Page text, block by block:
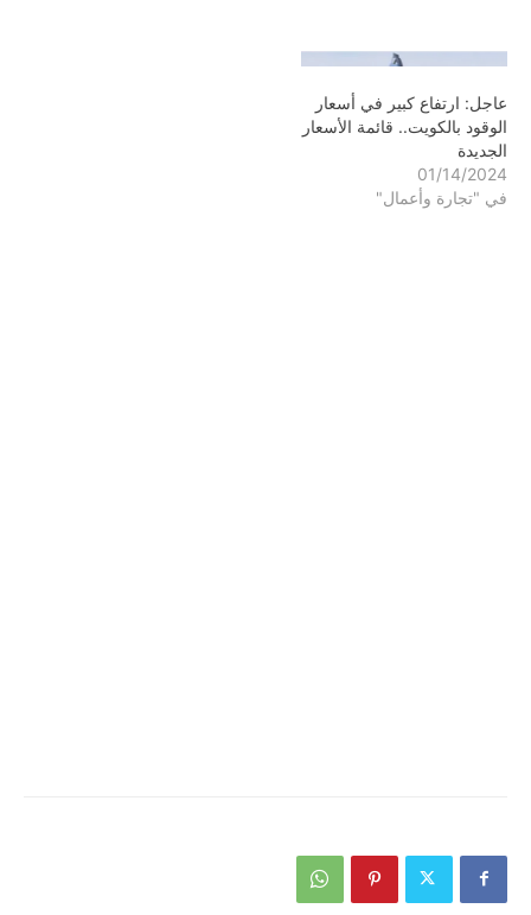
عاجل: ارتفاع كبير في أسعار
الوقود بالكويت.. قائمة الأسعار
الجديدة
01/14/2024
في "تجارة وأعمال"